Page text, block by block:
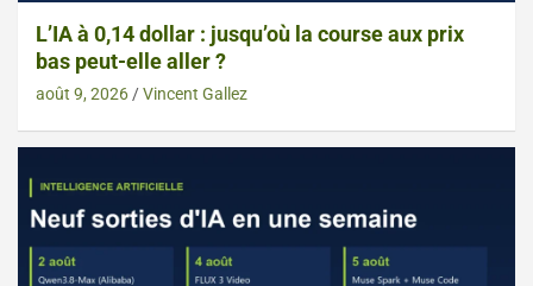
L’IA à 0,14 dollar : jusqu’où la course aux prix
bas peut-elle aller ?
août 9, 2026 Vincent Gallez